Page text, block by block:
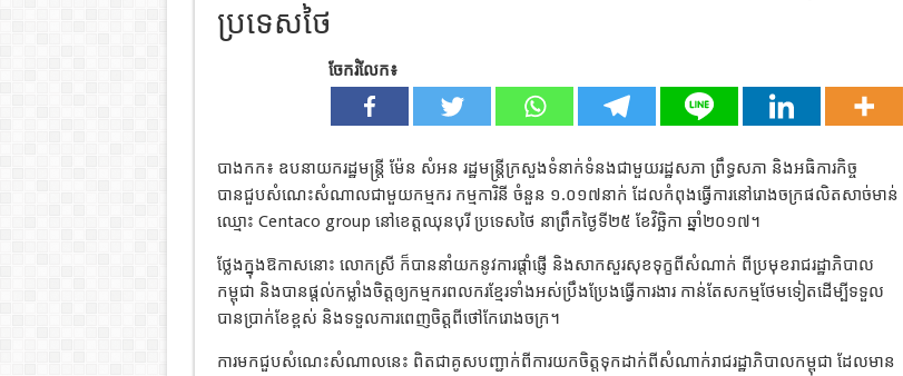
ប្រទេសថៃ
ចែករំលែក៖
បាងកក៖ ឧបនាយករដ្ឋមន្ត្រី ម៉ែន សំអន រដ្ឋមន្ត្រីក្រសួងទំនាក់ទំនងជាមួយរដ្ឋសភា ព្រឹទ្ធសភា និងអធិការកិច្ច
បានជួបសំណេះសំណាលជាមួយកម្មករ កម្មការិនី ចំនួន ១.០១៧នាក់ ដែលកំពុងធ្វើការនៅរោងចក្រផលិតសាច់មាន់
ឈ្មោះ Centaco group នៅខេត្តឈុនបុរី ប្រទេសថៃ នាព្រឹកថ្ងៃទី២៥ ខែវិច្ឆិកា ឆ្នាំ២០១៧។
ថ្លែងក្នុងឱកាសនោះ លោកស្រី ក៏បាននាំយកនូវការផ្តាំផ្ញើ និងសាកសួរសុខទុក្ខពីសំណាក់ ពីប្រមុខរាជរដ្ឋាភិបាល
កម្ពុជា និងបានផ្តល់កម្លាំងចិត្តឲ្យកម្មករពលករខ្មែរទាំងអស់ប្រឹងប្រែងធ្វើការងារ កាន់តែសកម្មថែមទៀតដើម្បីទទួល
បានប្រាក់ខែខ្ពស់ និងទទួលការពេញចិត្តពីថៅកែរោងចក្រ។
ការមកជួបសំណេះសំណាលនេះ ពិតជាគូសបញ្ជាក់ពីការយកចិត្តទុកដាក់ពីសំណាក់រាជរដ្ឋាភិបាលកម្ពុជា ដែលមាន